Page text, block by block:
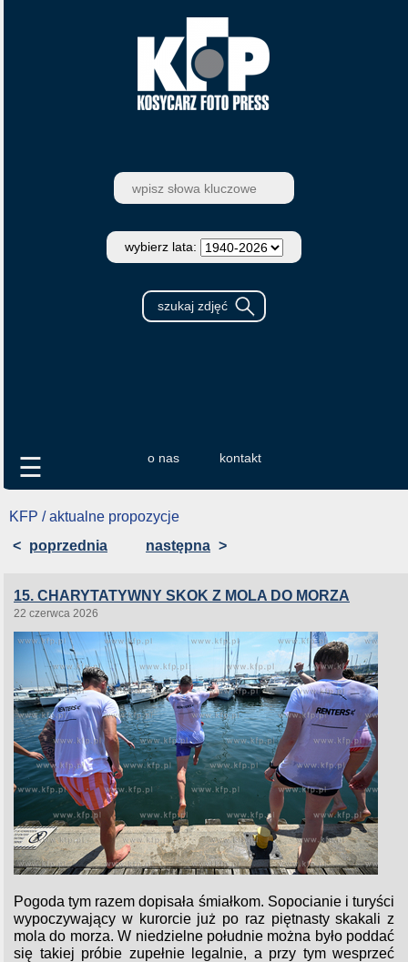
wybierz lata:
o nas kontakt
☰
KFP / aktualne propozycje
< poprzednia następna >
15. CHARYTATYWNY SKOK Z MOLA DO MORZA
22 czerwca 2026
Pogoda tym razem dopisała śmiałkom. Sopocianie i turyści
wypoczywający w kurorcie już po raz piętnasty skakali z
mola do morza. W niedzielne południe można było poddać
się takiej próbie zupełnie legalnie, a przy tym wesprzeć